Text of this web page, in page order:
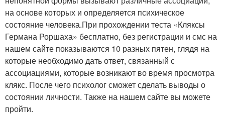
на основе которых и определяется психическое
состояние человека.При прохождении теста «Кляксы
Германа Роршаха» бесплатно, без регистрации и смс на
нашем сайте показываются 10 разных пятен, глядя на
которые необходимо дать ответ, связанный с
ассоциациями, которые возникают во время просмотра
клякс. После чего психолог сможет сделать выводы о
состоянии личности. Также на нашем сайте вы можете
пройти.